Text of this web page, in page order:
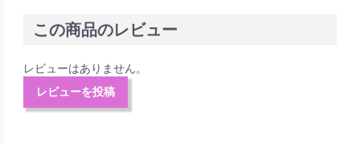
この商品のレビュー
レビューはありません。
レビューを投稿